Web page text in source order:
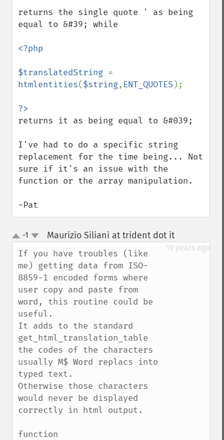
returns the single quote ' as being
equal to &#39; while
<?php
$translatedString
htmlentities($string, ENT_QUOTES);
returns it as being equal to &#039;
I've had to do a specific string
replacement for the time being... Not
sure if it's an issue with the
function or the array manipulation.
-Pat
up
down
-1 Maurizio Siliani at trident dot it¶
19 years ago
If you have troubles (like
me) getting data from ISO-
8859-1 encoded forms where
user copy and paste from
word, this routine could be
useful.
It adds to the standard
get_html_translation_table
the codes of the characters
usually M$ Word replacs into
typed text.
Otherwise those characters
would never be displayed
correctly in html output.
function